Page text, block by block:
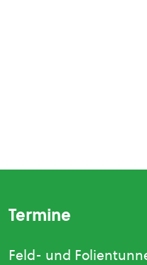
Termine
Feld- und